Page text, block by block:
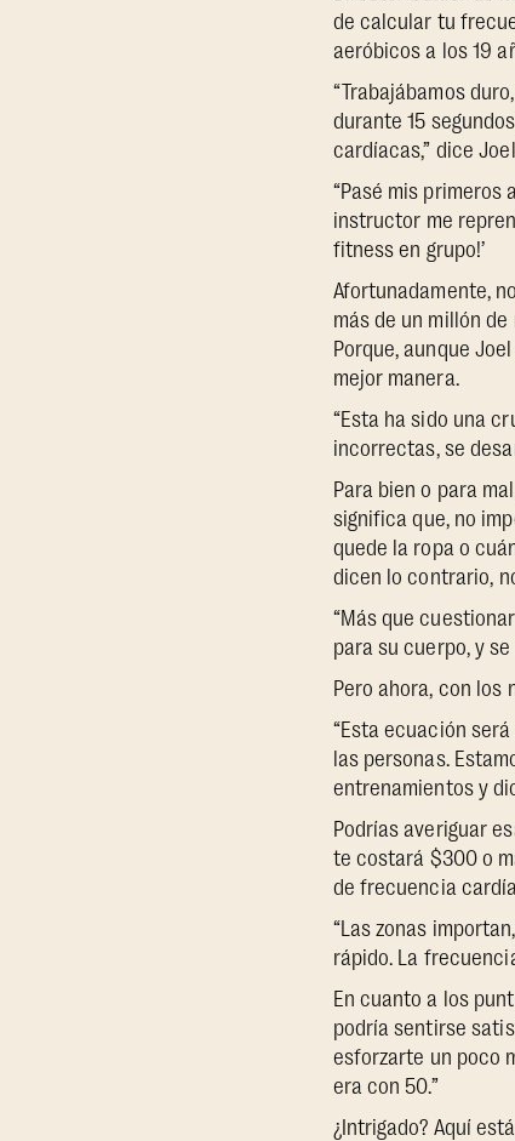
de calcular tu
aeróbicos a los 19
“Trabajábamos
durante 15
cardíacas,” dice
“Pasé mis
instructor me
fitness en grupo!’
Afortunadamente,
más de un millón
Porque, aunque
mejor manera.
“Esta ha sido una
incorrectas, se
Para bien o para
significa que, no
quede la ropa o
dicen lo contrario,
“Más que
para su cuerpo, y se
Pero ahora, con
“Esta ecuación
las personas.
entrenamientos y
Podrías averiguar
te costará $300 o
de frecuencia
“Las zonas
rápido. La
En cuanto a los
podría sentirse
esforzarte un poco
era con 50.”
¿Intrigado? Aquí